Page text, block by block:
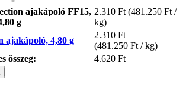
ajakápoló FF15,
g
2.310 Ft (481.250 Ft /
kg)
ajakápoló, 4,80 g
2.310 Ft
(481.250 Ft / kg)
összeg:
4.620 Ft